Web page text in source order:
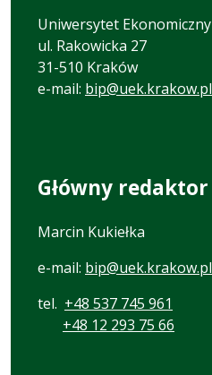
Uniwersytet
ul. Rakowicka 27
31-510 Kraków
e-mail: bip@uek.krakow.pl
Główny
Marcin Kukiełka
e-mail: bip@uek.krakow.pl
tel. +48 537 745 961
+48 12 293 75 66